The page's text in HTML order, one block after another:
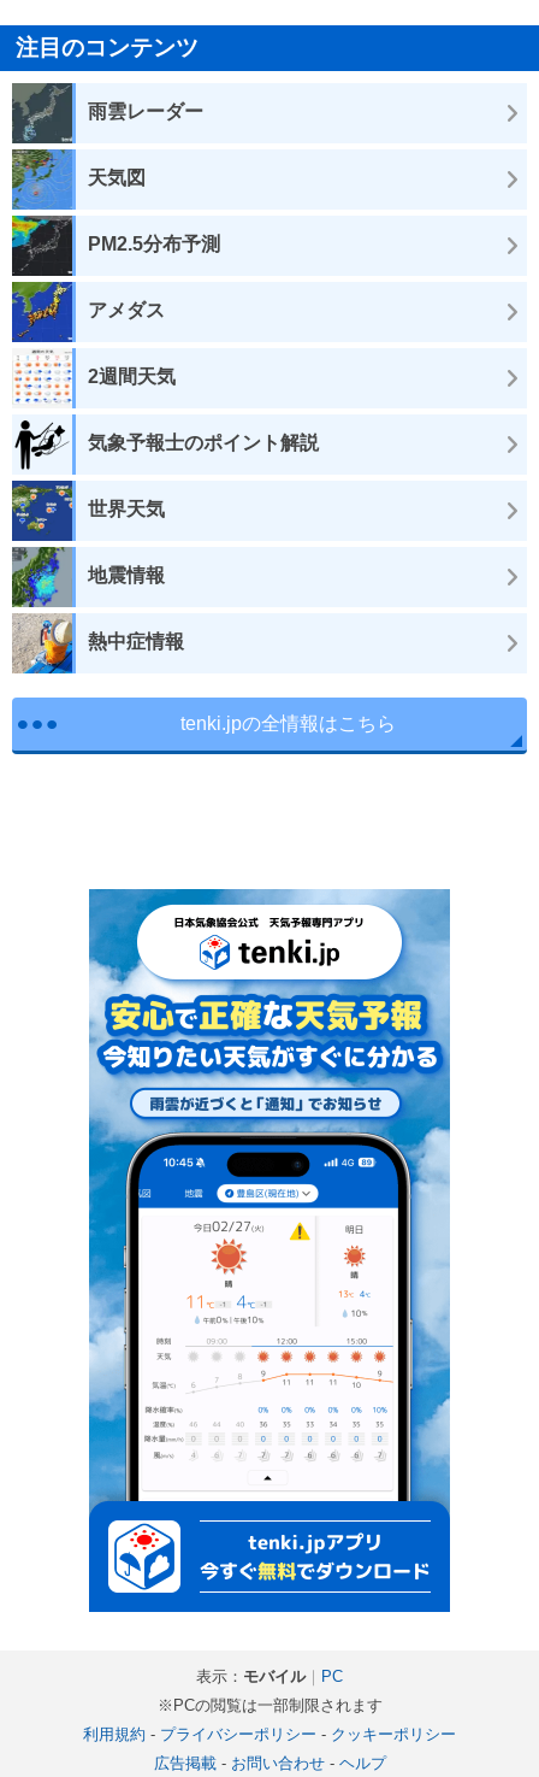
注目のコンテンツ
雨雲レーダー
天気図
PM2.5分布予測
アメダス
2週間天気
気象予報士のポイント解説
世界天気
地震情報
熱中症情報
tenki.jpの全情報はこちら
表示： モバイル｜ PC
※PCの閲覧は一部制限されます
利用規約 - プライバシーポリシー - クッキーポリシー
広告掲載- お問い合わせ- ヘルプ